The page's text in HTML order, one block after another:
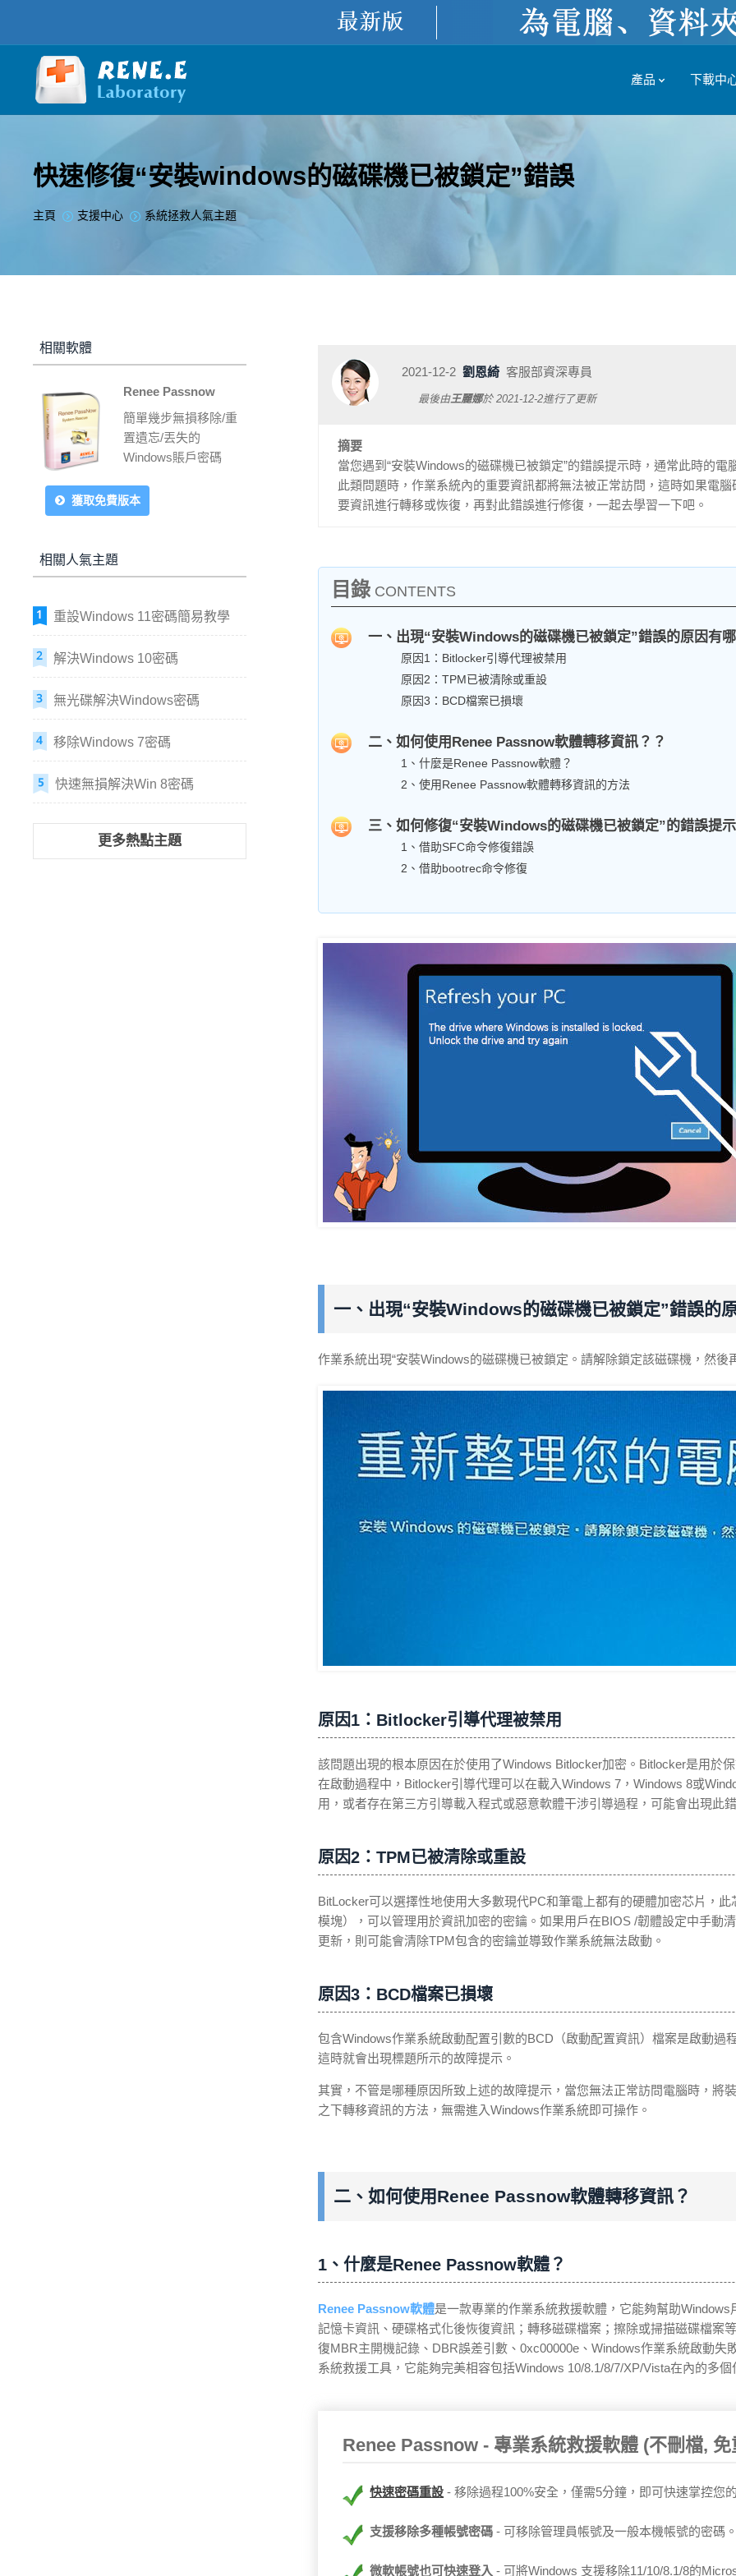
產品 下載中
快速修復“安裝windows的磁碟機已被鎖定”錯誤
您在此处：
主頁 支援中心 系統拯救人氣主題
2021-12-2 劉恩綺 客服部資深專員
最後由王麗娜於2021-12-2進行了更新
摘要
當您遇到“安裝Windows的磁碟機已被鎖定”的錯誤提示時，通常此時的
此類問題時，作業系統內的重要資訊都將無法被正常訪問，這時如果電
要資訊進行轉移或恢復，再對此錯誤進行修復，一起去學習一下吧。
目錄 CONTENTS
一、出現“安裝Windows的磁碟機已被鎖定”錯誤的原因有
原因1：Bitlocker引導代理被禁用
原因2：TPM已被清除或重設
原因3：BCD檔案已損壞
二、如何使用Renee Passnow軟體轉移資訊？？
1、什麼是Renee Passnow軟體？
2、使用Renee Passnow軟體轉移資訊的方法
三、如何修復“安裝Windows的磁碟機已被鎖定”的錯誤提
1、借助SFC命令修復錯誤
2、借助bootrec命令修復
一、出現“安裝Windows的磁碟機已被鎖定”錯誤的
作業系統出現“安裝Windows的磁碟機已被鎖定。請解除鎖定該磁碟機，然
原因1：Bitlocker引導代理被禁用
該問題出現的根本原因在於使用了Windows Bitlocker加密。Bitlocker是用於
在啟動過程中，Bitlocker引導代理可以在載入Windows 7，Windows 8或
用，或者存在第三方引導載入程式或惡意軟體干涉引導過程，可能會出現此
原因2：TPM已被清除或重設
BitLocker可以選擇性地使用大多數現代PC和筆電上都有的硬體加密芯片，
模塊），可以管理用於資訊加密的密鑰。如果用戶在BIOS /韌體設定中手動
更新，則可能會清除TPM包含的密鑰並導致作業系統無法啟動。
原因3：BCD檔案已損壞
包含Windows作業系統啟動配置引數的BCD（啟動配置資訊）檔案是啟動
這時就會出現標題所示的故障提示。
其實，不管是哪種原因所致上述的故障提示，當您無法正常訪問電腦時，將
之下轉移資訊的方法，無需進入Windows作業系統即可操作。
二、如何使用Renee Passnow軟體轉移資訊？
1、什麼是Renee Passnow軟體？
Renee Passnow軟體是一款專業的作業系統救援軟體，它能夠幫助Windows
記憶卡資訊、硬碟格式化後恢復資訊；轉移磁碟檔案；擦除或掃描磁碟檔案
復MBR主開機記錄、DBR誤差引數、0xc00000e、Windows作業系統啟動
系統救援工具，它能夠完美相容包括Windows 10/8.1/8/7/XP/Vista在內的多
Renee Passnow - 專業系統救援軟體 (不刪檔, 免
快速密碼重設 移除過程100%安全，僅需5分鐘，即可快速掌控您
支援移除多種帳號密碼 可移除管理員帳號及一般本機帳號的密碼
微軟帳號也可快速登入 可將Windows 支援移除11/10/8.1/8的
相關軟體
Renee Passnow
簡單幾步無損移除/重
置遺忘/丟失的
Windows賬戶密碼
獲取免費版本
相關人氣主題
重設Windows 11密碼簡易教學
解決Windows 10密碼
無光碟解決Windows密碼
移除Windows 7密碼
快速無損解決Win 8密碼
更多熱點主題